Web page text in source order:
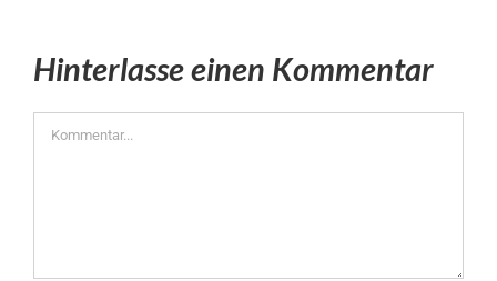
Hinterlasse einen Kommentar